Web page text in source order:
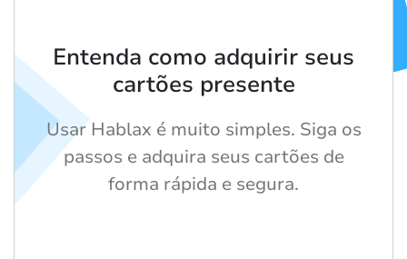
Entenda como adquirir seus
cartões presente
Usar Hablax é muito simples. Siga os
passos e adquira seus cartões de
forma rápida e segura.